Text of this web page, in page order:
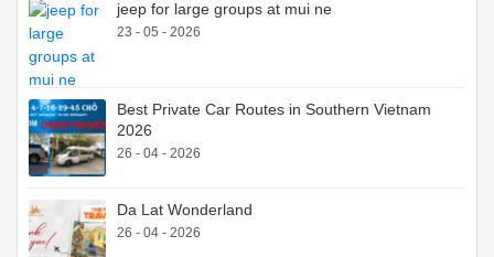
jeep for large groups at mui ne
23 - 05 - 2026
Best Private Car Routes in Southern Vietnam
2026
26 - 04 - 2026
Da Lat Wonderland
26 - 04 - 2026